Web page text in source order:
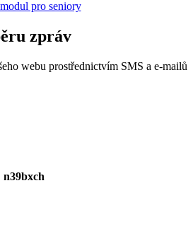
zpráv
webu prostřednictvím SMS a e-mailů
n39bxch